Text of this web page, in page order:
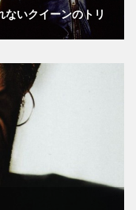
いクイーンのトリ